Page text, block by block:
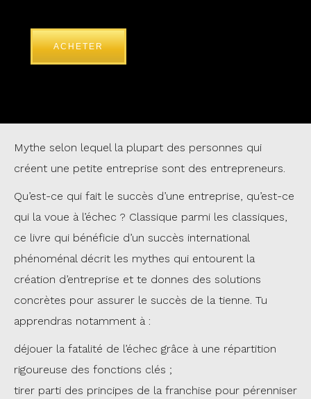
ACHETER
Mythe selon lequel la plupart des personnes qui
créent une petite entreprise sont des entrepreneurs.
Qu’est-ce qui fait le succès d’une entreprise, qu’est-ce
qui la voue à l’échec ? Classique parmi les classiques,
ce livre qui bénéficie d’un succès international
phénoménal décrit les mythes qui entourent la
création d’entreprise et te donnes des solutions
concrètes pour assurer le succès de la tienne. Tu
apprendras notamment à :
déjouer la fatalité de l’échec grâce à une répartition
rigoureuse des fonctions clés ;
tirer parti des principes de la franchise pour pérenniser